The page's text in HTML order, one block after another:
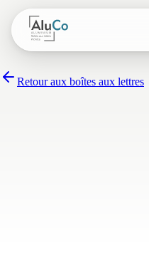
Retour aux boîtes aux lettres